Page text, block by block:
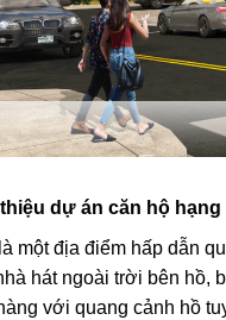
dự án căn hộ
một địa điểm hấp dẫn
hát ngoài trời bên hồ,
với quang cảnh hồ